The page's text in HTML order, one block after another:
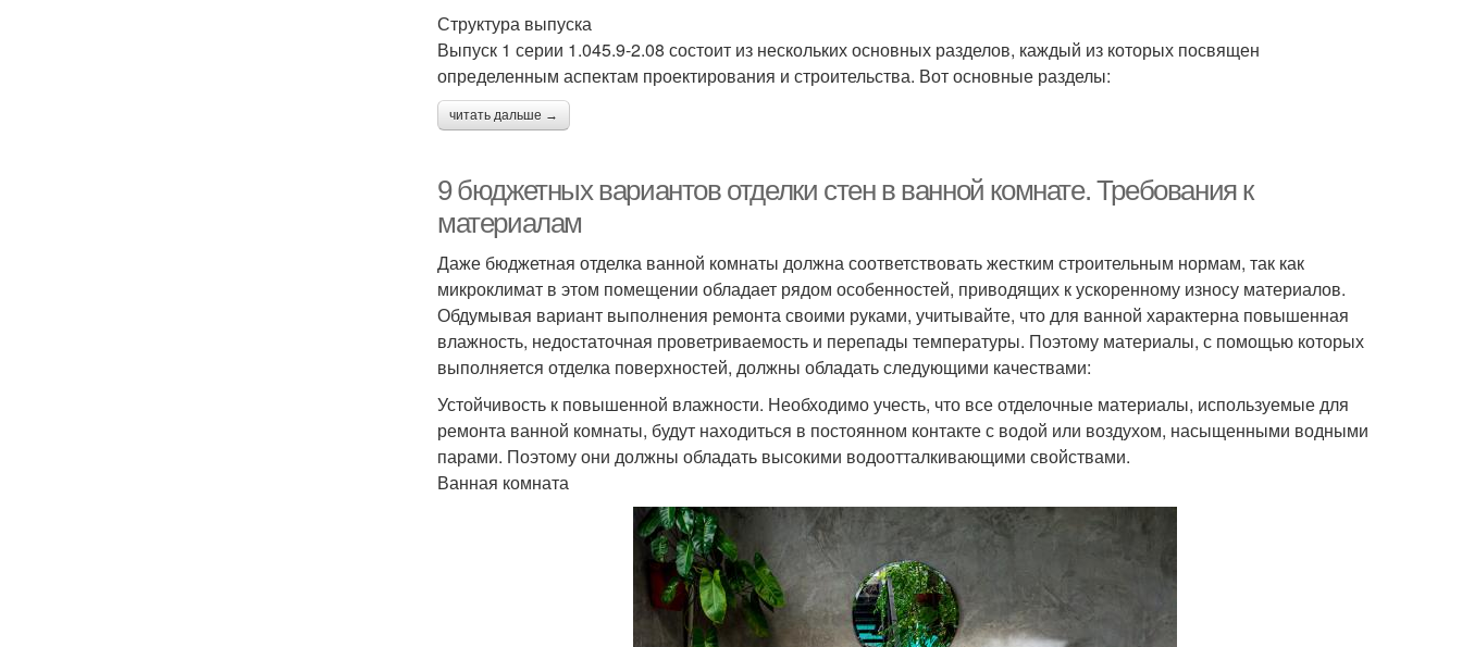
Структура выпуска
Выпуск 1 серии 1.045.9-2.08 состоит из нескольких основных разделов, каждый из которых посвящен
определенным аспектам проектирования и строительства. Вот основные разделы:
читать дальше →
9 бюджетных вариантов отделки стен в ванной комнате. Требования к
материалам
Даже бюджетная отделка ванной комнаты должна соответствовать жестким строительным нормам, так как
микроклимат в этом помещении обладает рядом особенностей, приводящих к ускоренному износу материалов.
Обдумывая вариант выполнения ремонта своими руками, учитывайте, что для ванной характерна повышенная
влажность, недостаточная проветриваемость и перепады температуры. Поэтому материалы, с помощью которых
выполняется отделка поверхностей, должны обладать следующими качествами:
Устойчивость к повышенной влажности. Необходимо учесть, что все отделочные материалы, используемые для
ремонта ванной комнаты, будут находиться в постоянном контакте с водой или воздухом, насыщенными водными
парами. Поэтому они должны обладать высокими водоотталкивающими свойствами.
Ванная комната